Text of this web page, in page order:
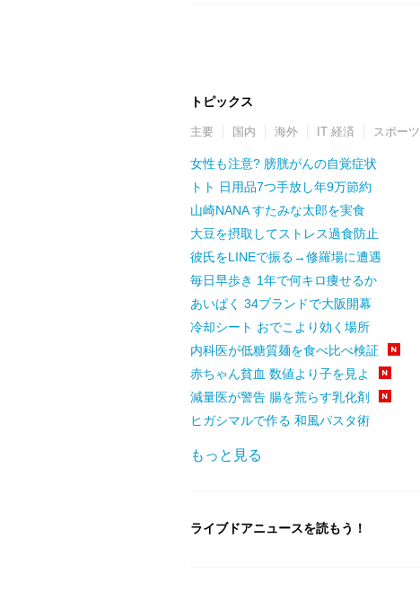
トピックス
主要 国内 海外 IT 経済 スポーツ
女性も注意? 膀胱がんの自覚症状
トト 日用品7つ手放し年9万節約
山崎NANA すたみな太郎を実食
大豆を摂取してストレス過食防止
彼氏をLINEで振る→修羅場に遭遇
毎日早歩き 1年で何キロ痩せるか
あいぱく 34ブランドで大阪開幕
冷却シート おでこより効く場所
内科医が低糖質麺を食べ比べ検証
赤ちゃん貧血 数値より子を見よ
減量医が警告 腸を荒らす乳化剤
ヒガシマルで作る 和風パスタ術
もっと見る
ライブドアニュースを読もう！